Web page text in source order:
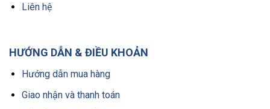
Liên hệ
HƯỚNG DẪN & ĐIỀU KHOẢN
Hướng dẫn mua hàng
Giao nhận và thanh toán